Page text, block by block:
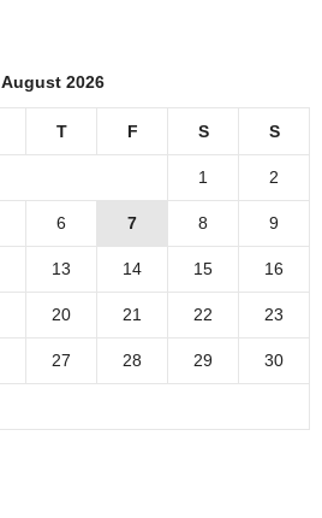
August 2026
T F S S
1 2
6 7 8 9
13 14 15 16
20 21 22 23
27 28 29 30